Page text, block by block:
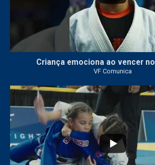
Criança emociona ao vencer
VF Comunica